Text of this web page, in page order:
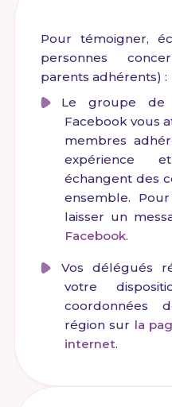
Pour témoigner,
personnes
parents adhérents) :
Le groupe de
Facebook vous
membres
expérience
échangent des
ensemble.
laisser un
Facebook.
Vos délégués
votre
coordonnées
région sur la
internet.